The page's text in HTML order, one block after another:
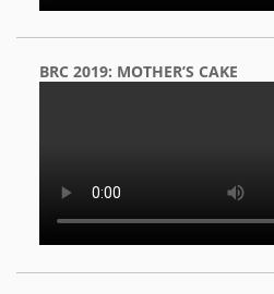
BRC 2019: MOTHER’S CAKE